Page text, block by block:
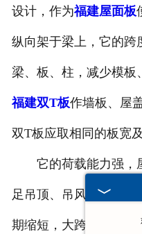
设计，作为福建屋面板
纵向架于梁上，它的跨
梁、板、柱，减少模板
福建双T板作墙板、屋
双T板应取相同的板宽
它的荷载能力强，
足吊顶、吊风道等荷载
期缩短，大跨度 福建